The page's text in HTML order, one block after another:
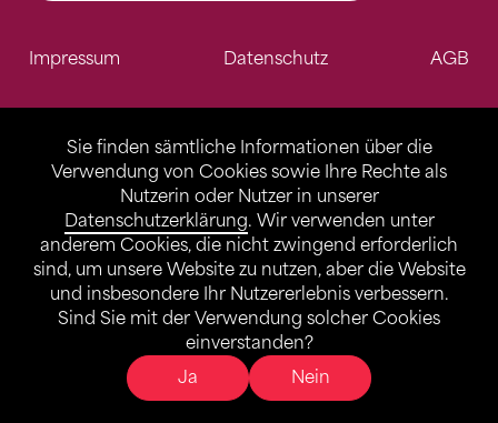
Sie finden sämtliche Informationen über die
Verwendung von Cookies sowie Ihre Rechte als
Nutzerin oder Nutzer in unserer
Datenschutzerklärung. Wir verwenden unter
anderem Cookies, die nicht zwingend erforderlich
sind, um unsere Website zu nutzen, aber die Website
und insbesondere Ihr Nutzererlebnis verbessern.
Sind Sie mit der Verwendung solcher Cookies
einverstanden?
Ja
Nein
Impressum Datenschutz AGB